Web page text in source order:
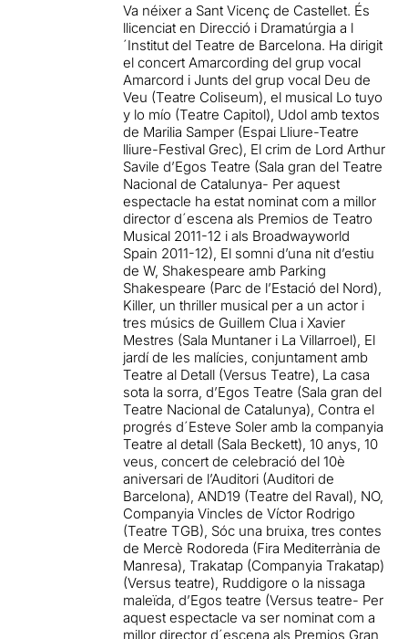
Va néixer a Sant Vicenç de Castellet. És
llicenciat en Direcció i Dramatúrgia a l
´Institut del Teatre de Barcelona. Ha dirigit
el concert Amarcording del grup vocal
Amarcord i Junts del grup vocal Deu de
Veu (Teatre Coliseum), el musical Lo tuyo
y lo mío (Teatre Capitol), Udol amb textos
de Marilia Samper (Espai Lliure-Teatre
lliure-Festival Grec), El crim de Lord Arthur
Savile d’Egos Teatre (Sala gran del Teatre
Nacional de Catalunya- Per aquest
espectacle ha estat nominat com a millor
director d´escena als Premios de Teatro
Musical 2011-12 i als Broadwayworld
Spain 2011-12), El somni d’una nit d’estiu
de W, Shakespeare amb Parking
Shakespeare (Parc de l’Estació del Nord),
Killer, un thriller musical per a un actor i
tres músics de Guillem Clua i Xavier
Mestres (Sala Muntaner i La Villarroel), El
jardí de les malícies, conjuntament amb
Teatre al Detall (Versus Teatre), La casa
sota la sorra, d’Egos Teatre (Sala gran del
Teatre Nacional de Catalunya), Contra el
progrés d´Esteve Soler amb la companyia
Teatre al detall (Sala Beckett), 10 anys, 10
veus, concert de celebració del 10è
aniversari de l’Auditori (Auditori de
Barcelona), AND19 (Teatre del Raval), NO,
Companyia Vincles de Víctor Rodrigo
(Teatre TGB), Sóc una bruixa, tres contes
de Mercè Rodoreda (Fira Mediterrània de
Manresa), Trakatap (Companyia Trakatap)
(Versus teatre), Ruddigore o la nissaga
maleïda, d’Egos teatre (Versus teatre- Per
aquest espectacle va ser nominat com a
millor director d´escena als Premios Gran